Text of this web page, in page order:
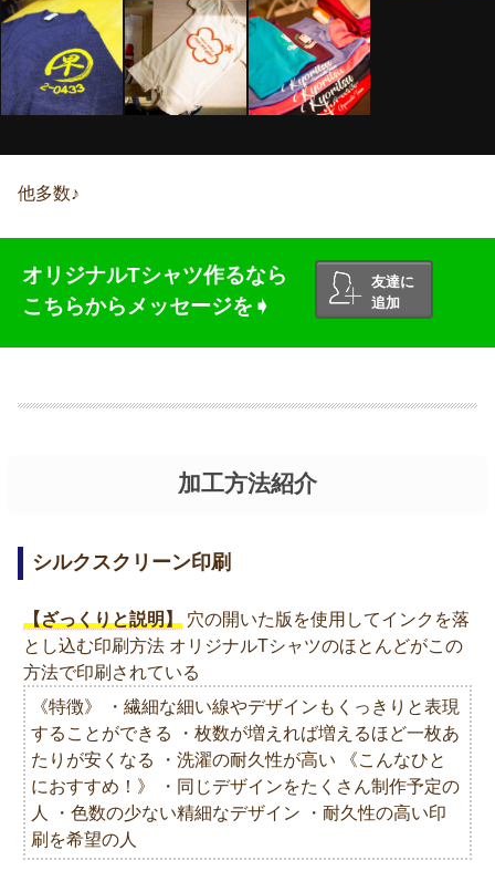
他多数♪
オリジナルTシャツ作るなら
こちらからメッセージを➧
友達に
追加
加工方法紹介
シルクスクリーン印刷
【ざっくりと説明】 穴の開いた版を使用してインクを落
とし込む印刷方法 オリジナルTシャツのほとんどがこの
方法で印刷されている
《特徴》 ・繊細な細い線やデザインもくっきりと表現
することができる ・枚数が増えれば増えるほど一枚あ
たりが安くなる ・洗濯の耐久性が高い 《こんなひと
におすすめ！》 ・同じデザインをたくさん制作予定の
人 ・色数の少ない精細なデザイン ・耐久性の高い印
刷を希望の人